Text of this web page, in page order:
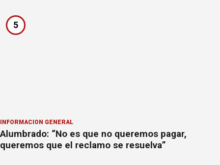
5
INFORMACION GENERAL
Alumbrado: “No es que no queremos pagar,
queremos que el reclamo se resuelva”